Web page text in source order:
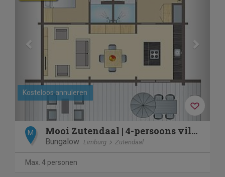
Kosteloos annuleren
M Mooi Zutendaal | 4-persoons villa | 4CE1
Bungalow Limburg Zutendaal
Max. 4 personen